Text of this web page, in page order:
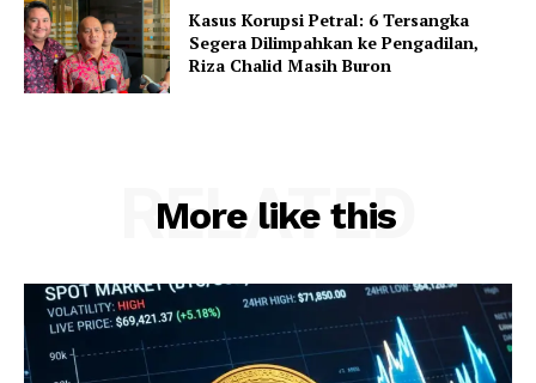
Kasus Korupsi Petral: 6 Tersangka
Segera Dilimpahkan ke Pengadilan,
Riza Chalid Masih Buron
More like this
RELATED